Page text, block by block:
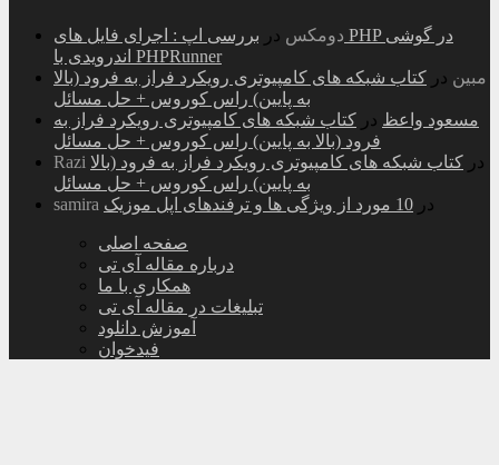
دومکس در بررسی اپ : اجرای فایل های PHP در گوشی
اندرویدی با PHPRunner
مبین در کتاب شبکه های کامپیوتری رویکرد فراز به فرود (بالا
به پایین) راس کوروس + حل مسائل
مسعود واعظ در کتاب شبکه های کامپیوتری رویکرد فراز به
فرود (بالا به پایین) راس کوروس + حل مسائل
Razi
در کتاب شبکه های کامپیوتری رویکرد فراز به فرود (بالا
به پایین) راس کوروس + حل مسائل
samira
در 10 مورد از ویژگی ها و ترفندهای اپل موزیک
صفحه اصلی
درباره مقاله آی تی
همکاری با ما
تبلیغات در مقاله آی تی
آموزش دانلود
فیدخوان